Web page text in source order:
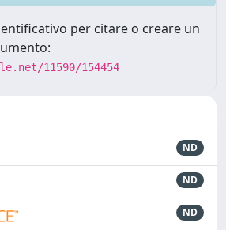
per citare o creare un
11590/154454
ND
ND
ND